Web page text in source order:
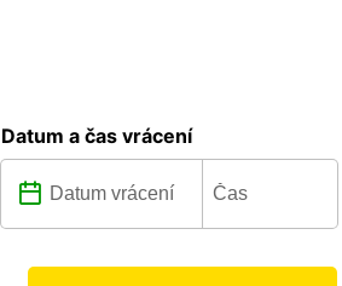
Datum a čas vrácení